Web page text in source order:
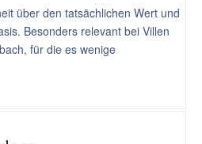
über den tatsächlichen Wert und
Besonders relevant bei Villen
für die es wenige